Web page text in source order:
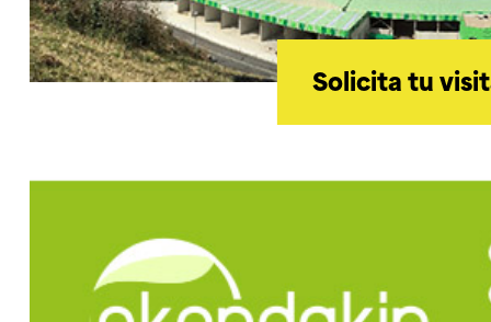
Solicita tu